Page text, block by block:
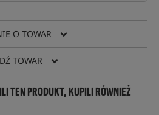
O TOWAR
TOWAR
TEN PRODUKT, KUPILI RÓWNIEŻ